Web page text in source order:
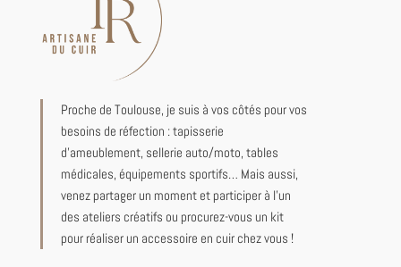
Proche de Toulouse, je suis à vos côtés pour vos
besoins de réfection : tapisserie
d’ameublement, sellerie auto/moto, tables
médicales, équipements sportifs… Mais aussi,
venez partager un moment et participer à l’un
des ateliers créatifs ou procurez-vous un kit
pour réaliser un accessoire en cuir chez vous !